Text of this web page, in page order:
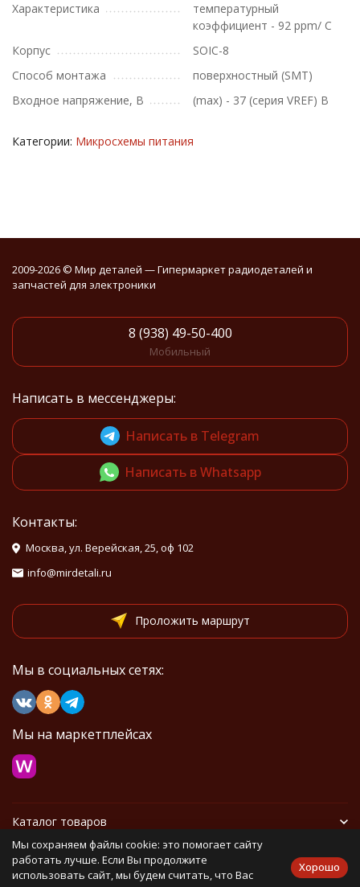
Характеристика
температурный
коэффициент - 92 ppm/ C
Корпус
SOIC-8
Способ монтажа
поверхностный (SMT)
Входное напряжение, В
(max) - 37 (серия VREF) В
Категории: Микросхемы питания
2009-2026 © Мир деталей — Гипермаркет радиодеталей и
запчастей для электроники
8 (938) 49-50-400
Мобильный
Написать в мессенджеры:
Написать в Telegram
Написать в Whatsapp
Контакты:
Москва, ул. Верейская, 25, оф 102
info@mirdetali.ru
Проложить маршрут
Мы в социальных сетях:
Мы на маркетплейсах
Каталог товаров
Информация
Мы сохраняем файлы cookie: это помогает сайту
работать лучше. Если Вы продолжите
использовать сайт, мы будем считать, что Вас
Хорошо